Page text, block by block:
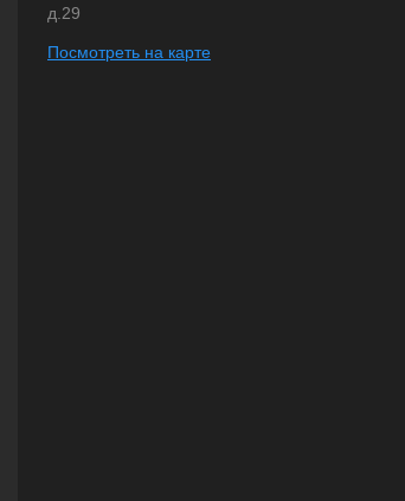
д.29
Посмотреть на карте